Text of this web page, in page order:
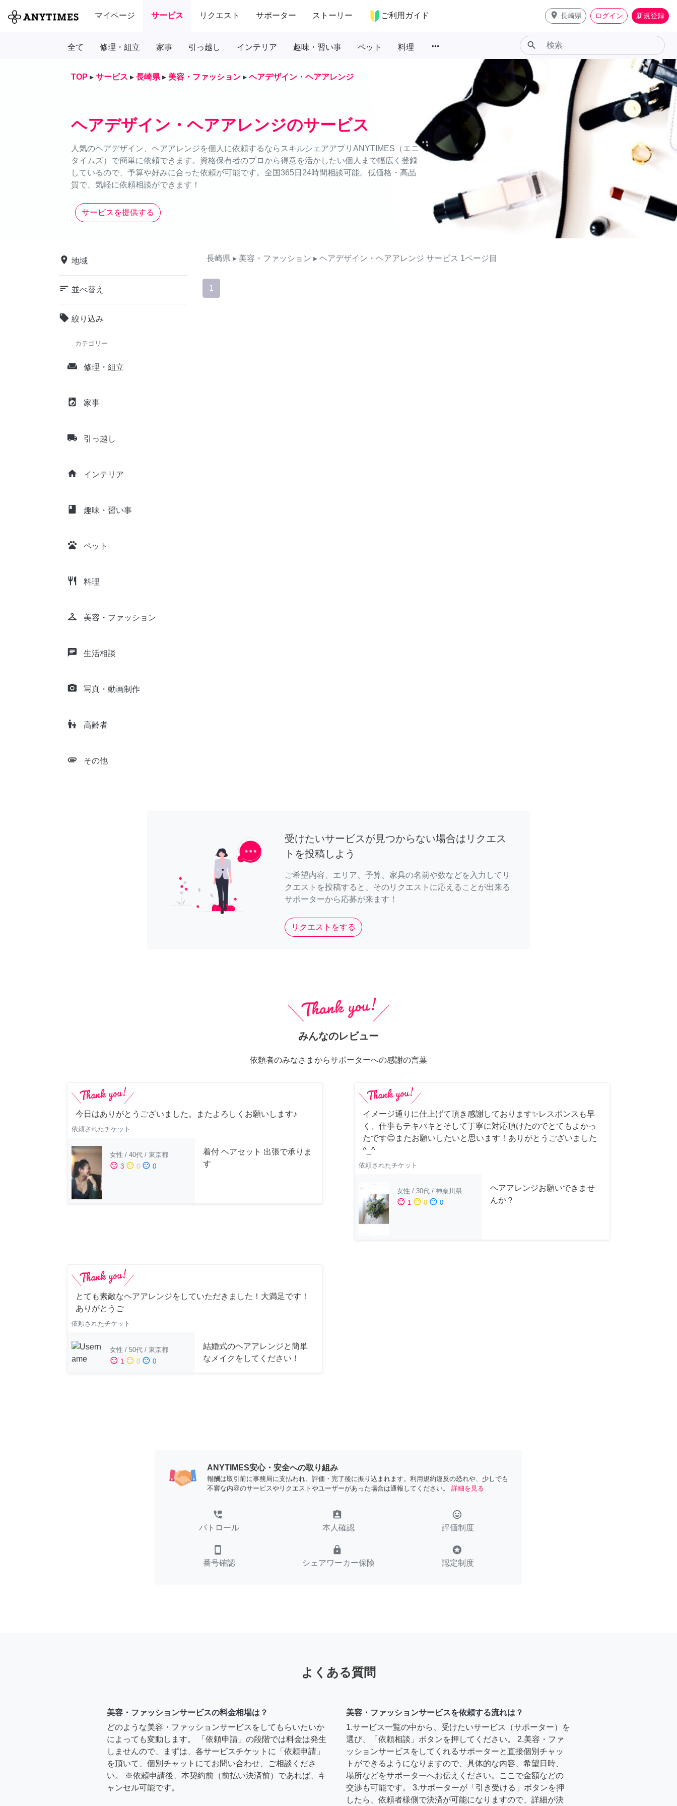
マイページ サービス リクエスト サポーター ストーリー ご利用ガイド place 長崎県 ログイン 新規登録
全て 修理・組立 家事 引っ越し インテリア 趣味・習い事 ペット 料理 more_horiz search
TOP ▸ サービス ▸ 長崎県 ▸ 美容・ファッション ▸ ヘアデザイン・ヘアアレンジ
ヘアデザイン・ヘアアレンジのサービス
人気のヘアデザイン、ヘアアレンジを個人に依頼するならスキルシェアアプリANYTIMES（エニ
タイムズ）で簡単に依頼できます。資格保有者のプロから得意を活かしたい個人まで幅広く登録
しているので、予算や好みに合った依頼が可能です。全国365日24時間相談可能。低価格・高品
質で、気軽に依頼相談ができます！
サービスを提供する
place 地域
sort 並べ替え
local_offer 絞り込み
カテゴリー
weekend 修理・組立
local_laundry_service 家事
local_shipping 引っ越し
home インテリア
class 趣味・習い事
pets ペット
restaurant 料理
checkroom 美容・ファッション
chat 生活相談
camera_alt 写真・動画制作
escalator_warning 高齢者
attachment その他
長崎県 ▸ 美容・ファッション ▸ ヘアデザイン・ヘアアレンジ サービス 1ページ目
1
受けたいサービスが見つからない場合はリクエス
トを投稿しよう
ご希望内容、エリア、予算、家具の名前や数などを入力してリ
クエストを投稿すると、そのリクエストに応えることが出来る
サポーターから応募が来ます！
リクエストをする
みんなのレビュー
依頼者のみなさまからサポーターへの感謝の言葉
今日はありがとうございました。またよろしくお願いします♪
依頼されたチケット
女性 / 40代 / 東京都
sentiment_satisfied 3 sentiment_neutral 0 sentiment_dissatisfied 0
着付 ヘアセット 出張で承りま
す
イメージ通りに仕上げて頂き感謝しております✨レスポンスも早
く、仕事もテキパキとそして丁寧に対応頂けたのでとてもよかっ
たです😊またお願いしたいと思います！ありがとうございました
^_^
依頼されたチケット
女性 / 30代 / 神奈川県
sentiment_satisfied 1 sentiment_neutral 0 sentiment_dissatisfied 0
ヘアアレンジお願いできませ
んか？
とても素敵なヘアアレンジをしていただきました！大満足です！
ありがとうご
依頼されたチケット
女性 / 50代 / 東京都
sentiment_satisfied 1 sentiment_neutral 0 sentiment_dissatisfied 0
結婚式のヘアアレンジと簡単
なメイクをしてください！
ANYTIMES安心・安全への取り組み
報酬は取引前に事務局に支払われ、評価・完了後に振り込まれます。利用規約違反の恐れや、少しでも
不審な内容のサービスやリクエストやユーザーがあった場合は通報してください。
詳細を見る
perm_phone_msg
パトロール
assignment_ind
本人確認
tag_faces
評価制度
smartphone
番号確認
lock
シェアワーカー保険
stars
認定制度
よくある質問
美容・ファッションサービスの料金相場は？
どのような美容・ファッションサービスをしてもらいたいか
によっても変動します。 「依頼申請」の段階では料金は発生
しませんので、まずは、各サービスチケットに「依頼申請」
を頂いて、個別チャットにてお問い合わせ、ご相談くださ
い。 ※依頼申請後、本契約前（前払い決済前）であれば、キ
ャンセル可能です。
美容・ファッションサービスを依頼する流れは？
1.サービス一覧の中から、受けたいサービス（サポーター）を
選び、「依頼相談」ボタンを押してください。 2.美容・ファ
ッションサービスをしてくれるサポーターと直接個別チャッ
トができるようになりますので、具体的な内容、希望日時、
場所などをサポーターへお伝えください。ここで金額などの
交渉も可能です。 3.サポーターが「引き受ける」ボタンを押
したら、依頼者様側で決済が可能になりますので、詳細が決